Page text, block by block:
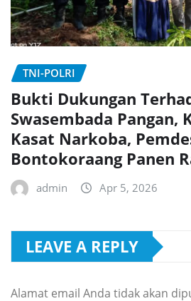
TNI-POLRI
Bukti Dukungan
Swasembada Pangan,
Kasat Narkoba,
Bontokoraang Panen
admin Apr 5, 2026
LEAVE A REPLY
Alamat email Anda tidak akan